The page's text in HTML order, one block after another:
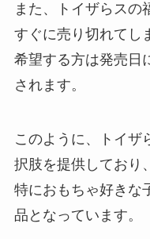
また、トイザらスの
すぐに売り切れてし
希望する方は発売日
されます。
このように、トイザ
択肢を提供しており、
特におもちゃ好きな
品となっています。